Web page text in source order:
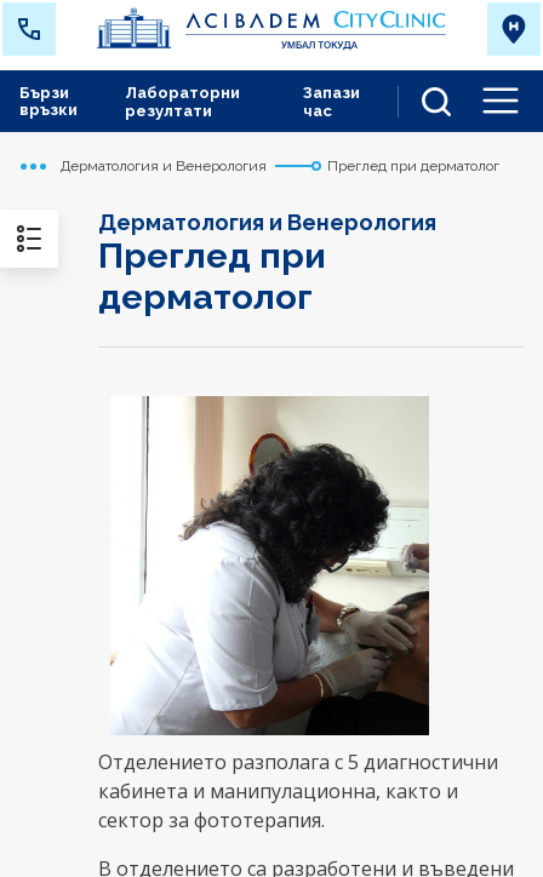
Лабораторни
резултати
Запази
час
Бързи
връзки
Начало
Токуда
Медицински дейности
Дерматология и Венерология Преглед при дерматолог
Дерматология и Венерология
Преглед при
дерматолог
Отделението разполага с 5 диагностични
кабинета и манипулационна, както и
сектор за фототерапия.
В отделението са разработени и въведени